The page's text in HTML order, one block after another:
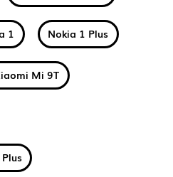
1 Nokia 1 Plus
Mi 9T